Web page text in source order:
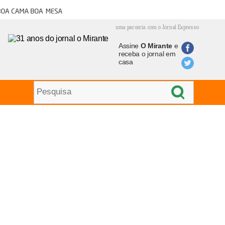
cama boa mesa
uma parceria com o Jornal Expresso
Assine O Mirantee
receba o jornal em
casa